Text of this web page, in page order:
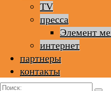
TV
пресса
Элемент
интернет
партнеры
контакты
Поиск: